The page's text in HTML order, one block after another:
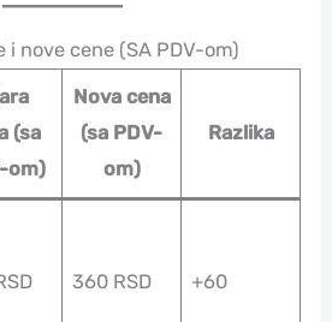
i nove cene (SA PDV-om)
(sa
om)
Nova cena
(sa PDV-
om)
Razlika
360 RSD +60